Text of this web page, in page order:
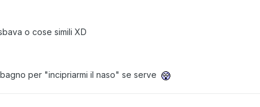
o cose simili XD
per "incipriarmi il naso" se serve